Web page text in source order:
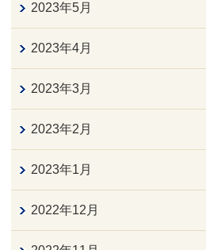
2023年5月
2023年4月
2023年3月
2023年2月
2023年1月
2022年12月